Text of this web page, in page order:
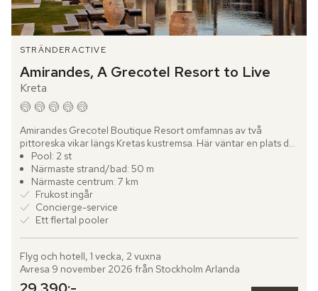
STRÄNDERACTIVE
Amirandes, A Grecotel Resort to Live
Kreta
Amirandes Grecotel Boutique Resort omfamnas av två
pittoreska vikar längs Kretas kustremsa. Här väntar en plats där
stilfull design och havets skönhet går hand i hand.
Bo i...
Pool: 2 st
Närmaste strand/bad: 50 m
Närmaste centrum: 7 km
Frukost ingår
Concierge-service
Ett flertal pooler
Flyg och hotell, 1 vecka, 2 vuxna
Avresa 9 november 2026 från Stockholm Arlanda